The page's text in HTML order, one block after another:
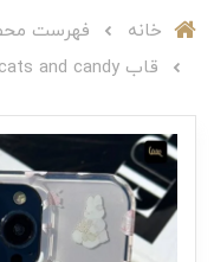
خانه
فهرست
قاب C006145Imd cats and candy